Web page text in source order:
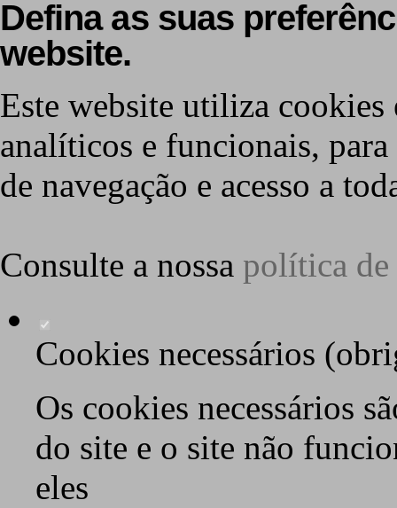
Defina as suas
website.
Este website utiliza cookies
analíticos e funcionais,
de navegação e acesso a
Consulte a nossa política de
Cookies necessários
Os cookies necessários
do site e o site não
eles